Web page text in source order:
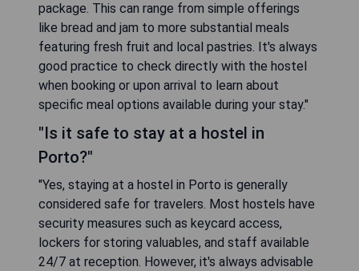
package. This can range from simple offerings
like bread and jam to more substantial meals
featuring fresh fruit and local pastries. It's always
good practice to check directly with the hostel
when booking or upon arrival to learn about
specific meal options available during your stay."
"Is it safe to stay at a hostel in
Porto?"
"Yes, staying at a hostel in Porto is generally
considered safe for travelers. Most hostels have
security measures such as keycard access,
lockers for storing valuables, and staff available
24/7 at reception. However, it's always advisable